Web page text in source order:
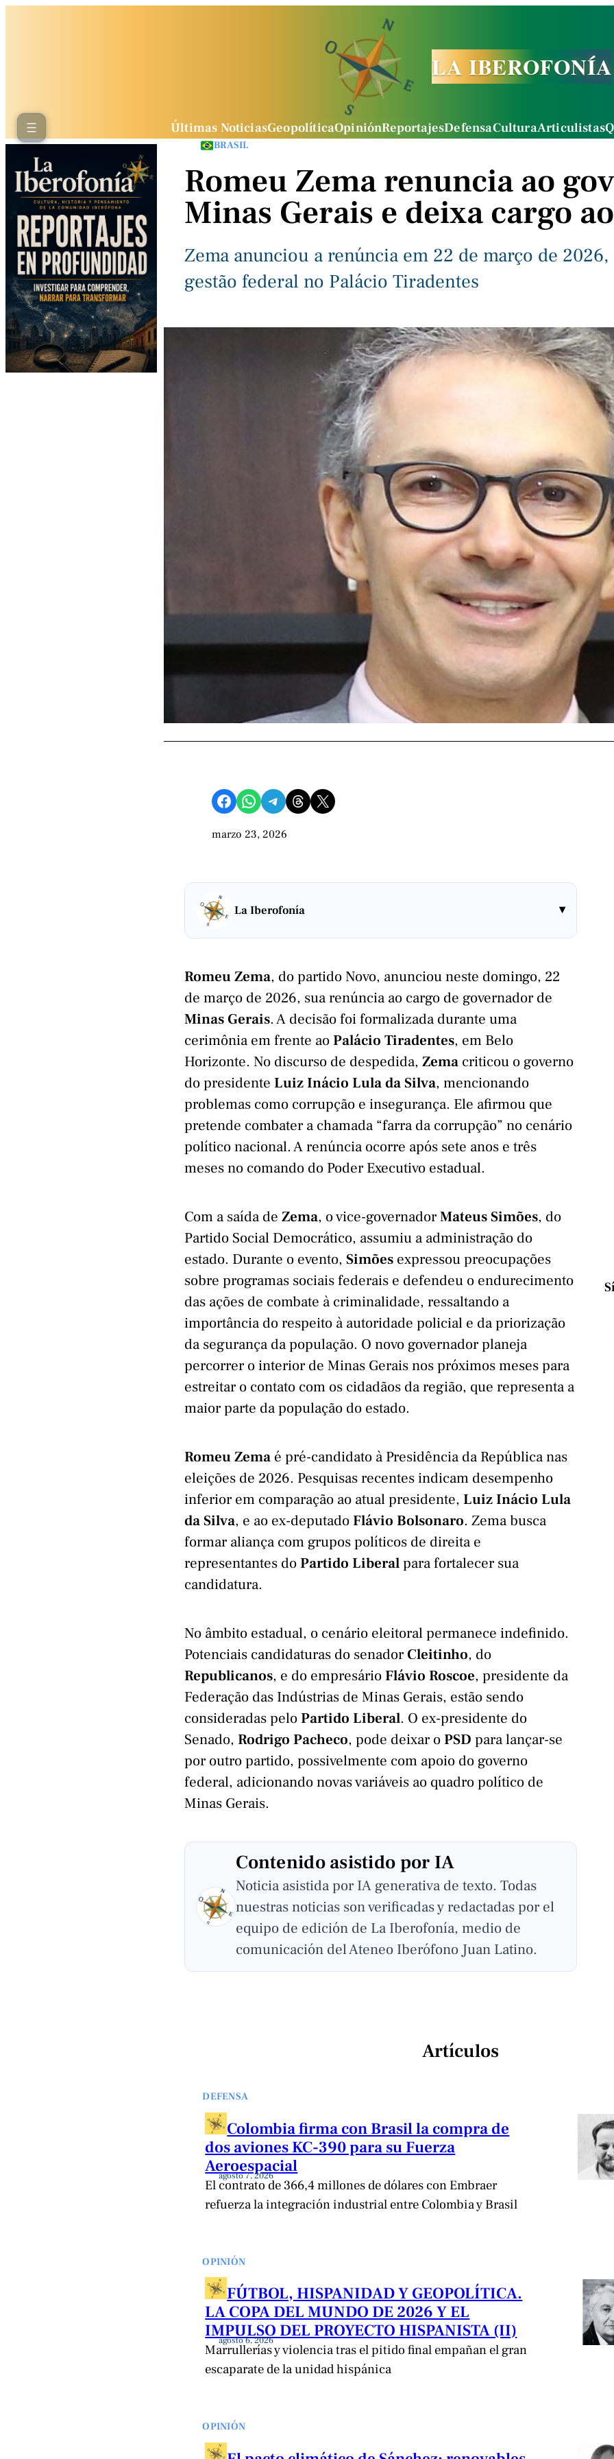
LA IBEROFONÍA
Últimas NoticiasGeopolíticaOpiniónReportajesDefensaCulturaArticulistas
BRASIL
Romeu Zema renuncia ao
Minas Gerais e deixa cargo
Zema anunciou a renúncia em 22 de março de
gestão federal no Palácio Tiradentes
Compartir en Facebook Compartir en WhatsApp Compartir en Telegram Share on Threads Compartir en X
marzo 23, 2026
La Iberofonía ▾
Romeu Zema, do partido Novo, anunciou neste domingo, 22
de março de 2026, sua renúncia ao cargo de governador de
Minas Gerais. A decisão foi formalizada durante uma
cerimônia em frente aoPalácio Tiradentes, em Belo
Horizonte. No discurso de despedida,Zema criticou o governo
do presidenteLuiz Inácio Lula da Silva, mencionando
problemas como corrupção e insegurança. Ele afirmou que
pretende combater a chamada “farra da corrupção” no cenário
político nacional. A renúncia ocorre após sete anos e três
meses no comando do Poder Executivo estadual.
Com a saída deZema, o vice-governadorMateus Simões, do
Partido Social Democrático, assumiu a administração do
estado. Durante o evento,Simões expressou preocupações
sobre programas sociais federais e defendeu o endurecimento
das ações de combate à criminalidade, ressaltando a
importância do respeito à autoridade policial e da priorização
da segurança da população. O novo governador planeja
percorrer o interior de Minas Gerais nos próximos meses para
estreitar o contato com os cidadãos da região, que representa a
maior parte da população do estado.
Romeu Zema é pré-candidato à Presidência da República nas
eleições de 2026. Pesquisas recentes indicam desempenho
inferior em comparação ao atual presidente,Luiz Inácio Lula
da Silva, e ao ex-deputadoFlávio Bolsonaro. Zema busca
formar aliança com grupos políticos de direita e
representantes doPartido Liberalpara fortalecer sua
candidatura.
No âmbito estadual, o cenário eleitoral permanece indefinido.
Potenciais candidaturas do senador Cleitinho, do
Republicanos, e do empresárioFlávio Roscoe, presidente da
Federação das Indústrias de Minas Gerais, estão sendo
consideradas peloPartido Liberal. O ex-presidente do
Senado,Rodrigo Pacheco, pode deixar oPSD para lançar-se
por outro partido, possivelmente com apoio do governo
federal, adicionando novas variáveis ao quadro político de
Minas Gerais.
Contenido asistido por IA
Noticia asistida por IA generativa de texto. Todas
nuestras noticias son verificadas y redactadas por el
equipo de edición de La Iberofonía, medio de
comunicación del Ateneo Iberófono Juan Latino.
Artículos
DEFENSA
Colombia firma con Brasil la compra de
dos aviones KC-390 para su Fuerza
Aeroespacial
agosto 7, 2026
El contrato de 366,4 millones de dólares con Embraer
refuerza la integración industrial entre Colombia y Brasil
OPINIÓN
FÚTBOL, HISPANIDAD Y GEOPOLÍTICA.
LA COPA DEL MUNDO DE 2026 Y EL
IMPULSO DEL PROYECTO HISPANISTA (II)
agosto 6, 2026
Marrullerías y violencia tras el pitido final empañan el gran
escaparate de la unidad hispánica
OPINIÓN